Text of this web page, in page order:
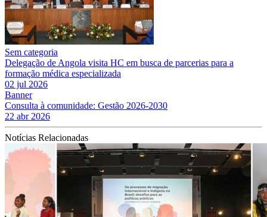
Sem categoria
Delegação de Angola visita HC em busca de parcerias para a
formação médica especializada
02 jul 2026
Banner
Consulta à comunidade: Gestão 2026-2030
22 abr 2026
Notícias Relacionadas